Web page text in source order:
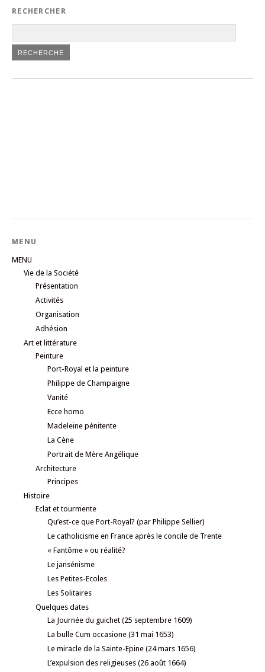
RECHERCHER
MENU
MENU
Vie de la Société
Présentation
Activités
Organisation
Adhésion
Art et littérature
Peinture
Port-Royal et la peinture
Philippe de Champaigne
Vanité
Ecce homo
Madeleine pénitente
La Cène
Portrait de Mère Angélique
Architecture
Principes
Histoire
Eclat et tourmente
Qu’est-ce que Port-Royal? (par Philippe Sellier)
Le catholicisme en France après le concile de Trente
« Fantôme » ou réalité?
Le jansénisme
Les Petites-Ecoles
Les Solitaires
Quelques dates
La Journée du guichet (25 septembre 1609)
La bulle Cum occasione (31 mai 1653)
Le miracle de la Sainte-Epine (24 mars 1656)
L’expulsion des religieuses (26 août 1664)